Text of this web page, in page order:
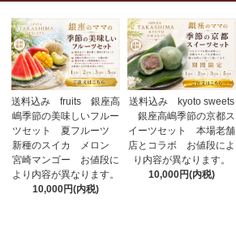
送料込み fruits 銀座高
嶋季節の美味しいフルー
ツセット 夏フルーツ
新種のスイカ メロン
宮崎マンゴー お値段に
より内容が異なります。
10,000円(内税)
送料込み kyoto sweets
銀座高嶋季節の京都ス
イーツセット 本場老舗
店とコラボ お値段によ
り内容が異なります。
10,000円(内税)